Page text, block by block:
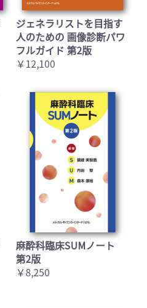
ジェネラリストを目指す
人のための 画像診断パワ
フルガイド 第2版
￥12,100
麻酔科臨床SUMノート
第2版
￥8,250